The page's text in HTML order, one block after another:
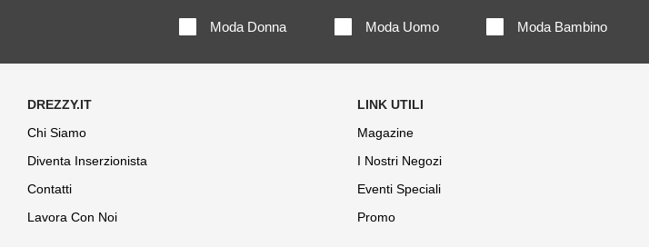
Piumino
Moda Donna Moda Uomo Moda Bambino
Chi Siamo
Diventa Inserzionista
Contatti
Lavora Con Noi
Magazine
I Nostri Negozi
Eventi Speciali
Promo